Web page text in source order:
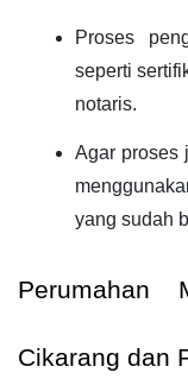
Proses
seperti
notaris.
Agar proses
yang sudah
Perumahan
Cikarang dan